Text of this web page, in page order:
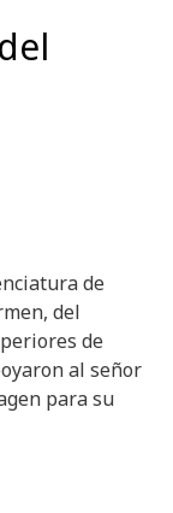
de
del
de
al señor
para su